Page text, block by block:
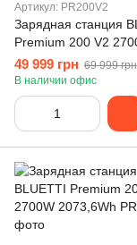
Артикул: PR200V2
Зарядная станция
Premium 200 V2
2073,6Wh
49 999 грн 69 999 грн
В наличии офис